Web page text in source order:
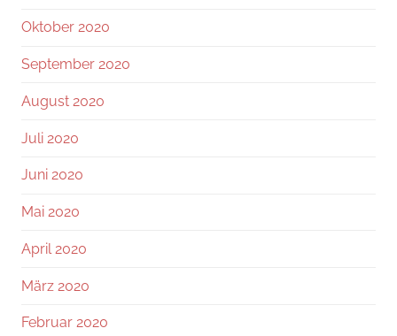
Oktober 2020
September 2020
August 2020
Juli 2020
Juni 2020
Mai 2020
April 2020
März 2020
Februar 2020